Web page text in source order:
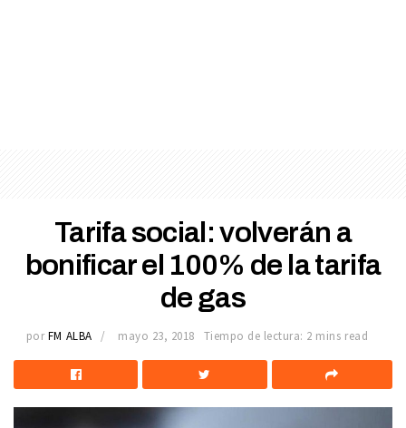
Tarifa social: volverán a
bonificar el 100% de la tarifa
de gas
por FM ALBA mayo 23, 2018 Tiempo de lectura: 2 mins read